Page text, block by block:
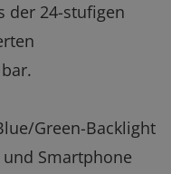
der 24-stufigen
Green-Backlight
Smartphone